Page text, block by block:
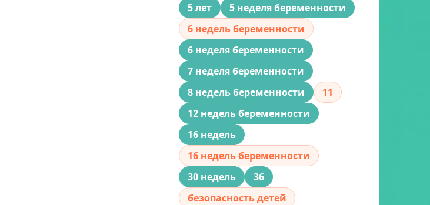
5 лет
5 неделя беременности
6 недель беременности
6 неделя беременности
7 неделя беременности
8 недель беременности
11
12 недель беременности
16 недель
16 недель беременности
30 недель
36
безопасность детей